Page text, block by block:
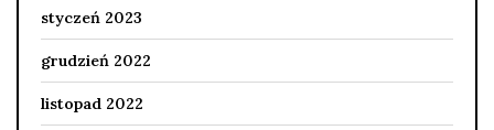
styczeń 2023
grudzień 2022
listopad 2022